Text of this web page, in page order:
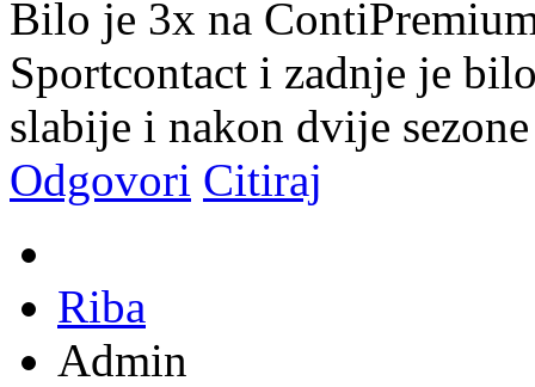
Bilo je 3x na
Sportcontact i zadnje je
slabije i nakon dvije
Odgovori Citiraj
Riba
Admin